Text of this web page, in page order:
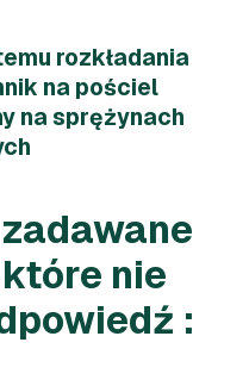
rozkładania
na pościel
na sprężynach
nie
: